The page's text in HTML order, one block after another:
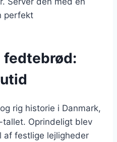
perfekt
fedtebrød:
rig historie i Danmark,
Oprindeligt blev
af festlige lejligheder